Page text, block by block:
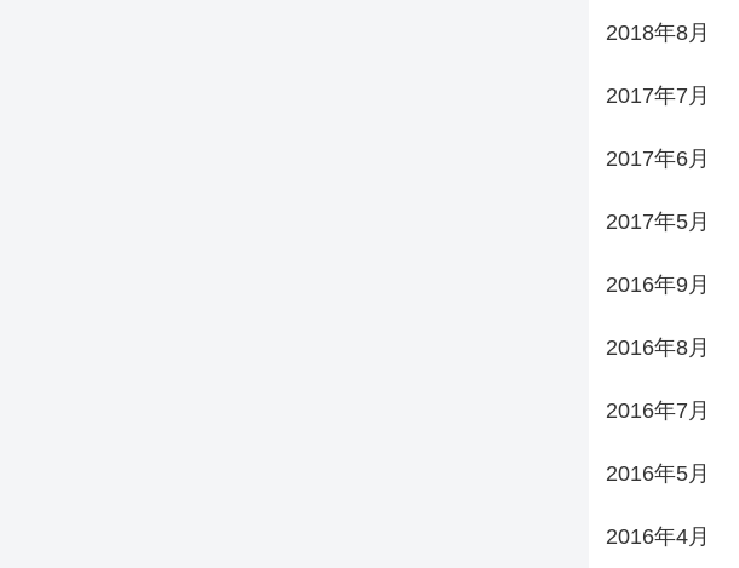
2018年8月
2017年7月
2017年6月
2017年5月
2016年9月
2016年8月
2016年7月
2016年5月
2016年4月